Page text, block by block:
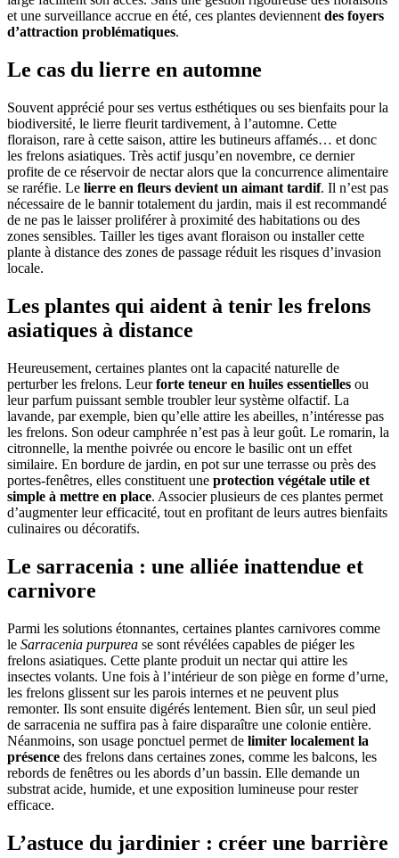
et une surveillance accrue en été, ces plantes deviennent des foyers
d’attraction problématiques.
Le cas du lierre en automne
Souvent apprécié pour ses vertus esthétiques ou ses bienfaits pour la
biodiversité, le lierre fleurit tardivement, à l’automne. Cette
floraison, rare à cette saison, attire les butineurs affamés… et donc
les frelons asiatiques. Très actif jusqu’en novembre, ce dernier
profite de ce réservoir de nectar alors que la concurrence alimentaire
se raréfie. Le lierre en fleurs devient un aimant tardif. Il n’est pas
nécessaire de le bannir totalement du jardin, mais il est recommandé
de ne pas le laisser proliférer à proximité des habitations ou des
zones sensibles. Tailler les tiges avant floraison ou installer cette
plante à distance des zones de passage réduit les risques d’invasion
locale.
Les plantes qui aident à tenir les frelons
asiatiques à distance
Heureusement, certaines plantes ont la capacité naturelle de
perturber les frelons. Leurforte teneur en huiles essentielles ou
leur parfum puissant semble troubler leur système olfactif. La
lavande, par exemple, bien qu’elle attire les abeilles, n’intéresse pas
les frelons. Son odeur camphrée n’est pas à leur goût. Le romarin, la
citronnelle, la menthe poivrée ou encore le basilic ont un effet
similaire. En bordure de jardin, en pot sur une terrasse ou près des
portes-fenêtres, elles constituent une protection végétale utile et
simple à mettre en place. Associer plusieurs de ces plantes permet
d’augmenter leur efficacité, tout en profitant de leurs autres bienfaits
culinaires ou décoratifs.
Le sarracenia : une alliée inattendue et
carnivore
Parmi les solutions étonnantes, certaines plantes carnivores comme
le Sarracenia purpurea se sont révélées capables de piéger les
frelons asiatiques. Cette plante produit un nectar qui attire les
insectes volants. Une fois à l’intérieur de son piège en forme d’urne,
les frelons glissent sur les parois internes et ne peuvent plus
remonter. Ils sont ensuite digérés lentement. Bien sûr, un seul pied
de sarracenia ne suffira pas à faire disparaître une colonie entière.
Néanmoins, son usage ponctuel permet de limiter localement la
présence des frelons dans certaines zones, comme les balcons, les
rebords de fenêtres ou les abords d’un bassin. Elle demande un
substrat acide, humide, et une exposition lumineuse pour rester
efficace.
L’astuce du jardinier : créer une barrière